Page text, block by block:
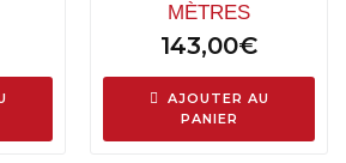
MÈTRES
143,00€
AJOUTER AU
PANIER